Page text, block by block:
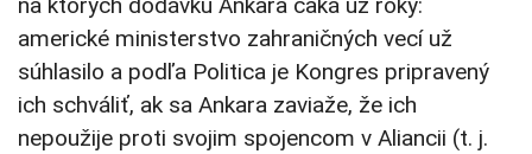
americké ministerstvo zahraničných vecí už
súhlasilo a podľa Politica je Kongres pripravený
ich schváliť, ak sa Ankara zaviaže, že ich
nepoužije proti svojim spojencom v Aliancii (t. j.